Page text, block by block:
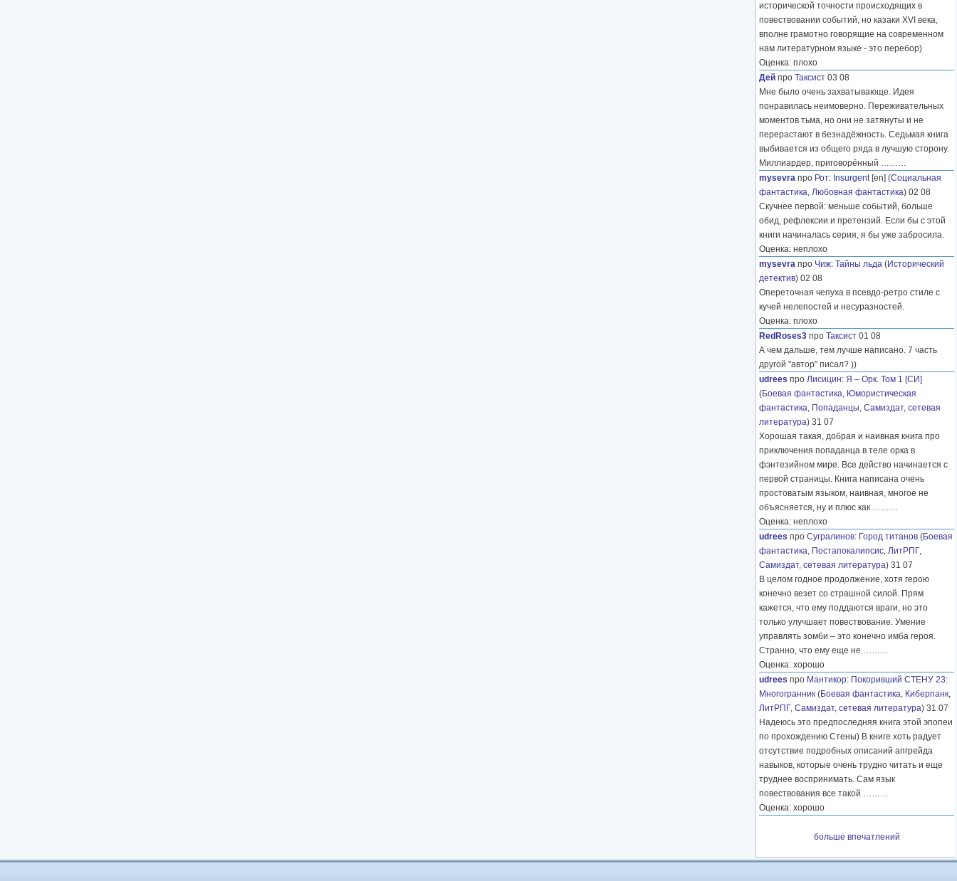
исторической точности происходящих в
повествовании событий, но казаки XVI века,
вполне грамотно говорящие на современном
нам литературном языке - это перебор)
Оценка: плохо
Дей про Таксист 03 08
Мне было очень захватывающе. Идея
понравилась неимоверно. Переживательных
моментов тьма, но они не затянуты и не
перерастают в безнадёжность. Седьмая книга
выбивается из общего ряда в лучшую сторону.
Миллиардер, приговорённый ………
mysevra про Рот: Insurgent[en] (Социальная
фантастика, Любовная фантастика) 02 08
Скучнее первой: меньше событий, больше
обид, рефлексии и претензий. Если бы с этой
книги начиналась серия, я бы уже забросила.
Оценка: неплохо
mysevra про Чиж: Тайны льда (Исторический
детектив) 02 08
Опереточная чепуха в псевдо-ретро стиле с
кучей нелепостей и несуразностей.
Оценка: плохо
RedRoses3 про Таксист 01 08
А чем дальше, тем лучше написано. 7 часть
другой "автор" писал? ))
udrees про Лисицин: Я – Орк. Том 1 [СИ]
(Боевая фантастика, Юмористическая
фантастика, Попаданцы, Самиздат, сетевая
литература) 31 07
Хорошая такая, добрая и наивная книга про
приключения попаданца в теле орка в
фэнтезийном мире. Все действо начинается с
первой страницы. Книга написана очень
простоватым языком, наивная, многое не
объясняется, ну и плюс как ………
Оценка: неплохо
udrees про Сугралинов: Город титанов (Боевая
фантастика, Постапокалипсис, ЛитРПГ,
Самиздат, сетевая литература) 31 07
В целом годное продолжение, хотя герою
конечно везет со страшной силой. Прям
кажется, что ему поддаются враги, но это
только улучшает повествование. Умение
управлять зомби – это конечно имба героя.
Странно, что ему еще не ………
Оценка: хорошо
udrees про Мантикор: Покоривший СТЕНУ 23:
Многогранник (Боевая фантастика, Киберпанк,
ЛитРПГ, Самиздат, сетевая литература) 31 07
Надеюсь это предпоследняя книга этой эпопеи
по прохождению Стены) В книге хоть радует
отсутствие подробных описаний апгрейда
навыков, которые очень трудно читать и еще
труднее воспринимать. Сам язык
повествования все такой ………
Оценка: хорошо
больше впечатлений